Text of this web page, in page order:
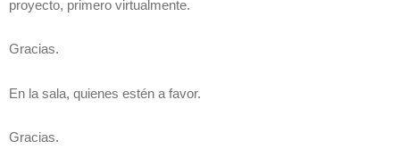
proyecto, primero virtualmente.
Gracias.
En la sala, quienes estén a favor.
Gracias.